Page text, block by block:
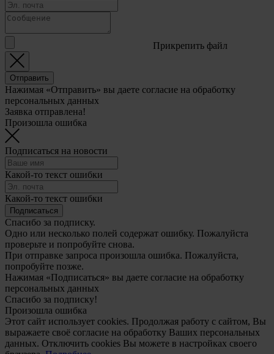
Прикрепить файл
Отправить
Нажимая «Отправить» вы даете согласие на обработку
персональных данных
Заявка отправлена!
Произошла ошибка
Подписаться на новости
Какой-то текст ошибки
Какой-то текст ошибки
Подписаться
Спасибо за подписку.
Одно или несколько полей содержат ошибку. Пожалуйста
проверьте и попробуйте снова.
При отправке запроса произошла ошибка. Пожалуйста,
попробуйте позже.
Нажимая «Подписаться» вы даете согласие на обработку
персональных данных
Спасибо за подписку!
Произошла ошибка
Этот сайт использует cookies. Продолжая работу с сайтом, Вы
выражаете своё согласие на обработку Ваших персональных
данных. Отключить cookies Вы можете в настройках своего